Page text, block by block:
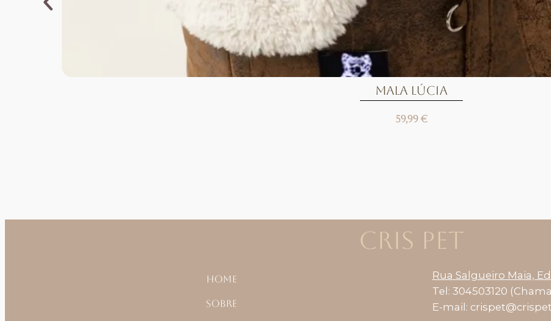
Mala Lúcia
59,99 €
CRIS PET
Home
Sobre
Rua Salgueiro Maia,
Tel: 304503120
E-mail: